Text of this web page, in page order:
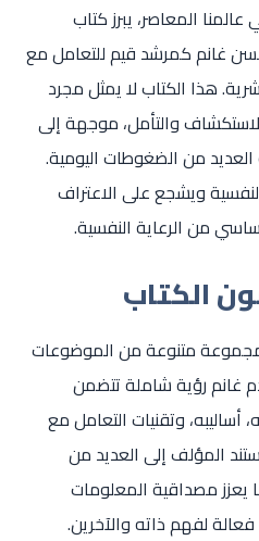
عالمنا المعاصر، يبرز كتاب
غانم كمرشد قيم للتعامل مع
هذا الكتاب لا يمثل مجرد
والتأمل، موجهة إلى
العديد من الضغوطات اليومية.
ويشجع على الاعتراف
من الرعاية النفسية.
الكتاب
مجموعة متنوعة من الموضوعات
غانم رؤية شاملة تتضمن
أساليبه، وتقنيات التعامل مع
المؤلف إلى العديد من
يعزز مصداقية المعلومات
لفهم ذاته والآخرين.